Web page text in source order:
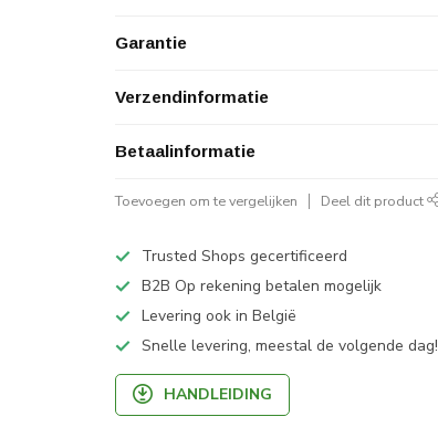
Garantie
Verzendinformatie
Betaalinformatie
Toevoegen om te vergelijken Deel dit product
Trusted Shops gecertificeerd
B2B Op rekening betalen mogelijk
Levering ook in België
Snelle levering, meestal de volgende dag!
HANDLEIDING